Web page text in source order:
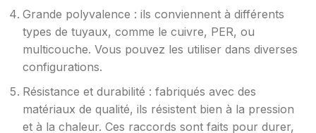
Grande polyvalence : ils conviennent à différents
types de tuyaux, comme le cuivre, PER, ou
multicouche. Vous pouvez les utiliser dans diverses
configurations.
Résistance et durabilité : fabriqués avec des
matériaux de qualité, ils résistent bien à la pression
et à la chaleur. Ces raccords sont faits pour durer,